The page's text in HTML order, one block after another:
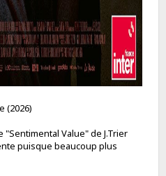
(2026)
Value" de J.Trier
puisque beaucoup plus